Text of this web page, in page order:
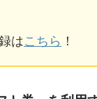
はこちら ！